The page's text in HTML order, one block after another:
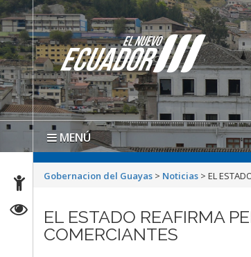
MENÚ
Gobernacion del Guayas > Noticias >EL
EL ESTADO REAFIRMA
COMERCIANTES